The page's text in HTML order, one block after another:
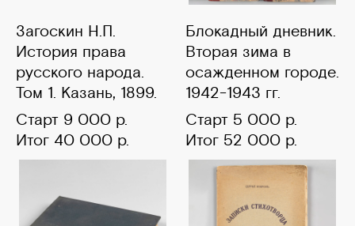
Загоскин Н.П.
История права
русского народа.
Том 1. Казань, 1899.
Старт 9 000 р.
Итог 40 000 р.
Блокадный дневник.
Вторая зима в
осажденном городе.
1942-1943 гг.
Старт 5 000 р.
Итог 52 000 р.